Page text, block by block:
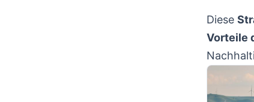
Diese
Vorteile